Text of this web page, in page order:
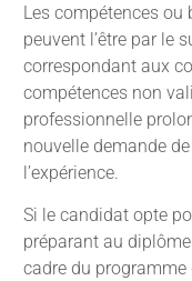
Les compétences
peuvent l’être par le
correspondant aux
compétences non
professionnelle
nouvelle demande
l’expérience.
Si le candidat opte
préparant au
cadre du